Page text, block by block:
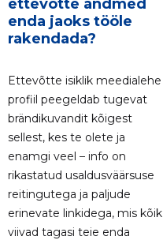
ettevõtte andmed
enda jaoks tööle
rakendada?
Ettevõtte isiklik meedialehe
profiil peegeldab tugevat
brändikuvandit kõigest
sellest, kes te olete ja
enamgi veel – info on
rikastatud usaldusväärsuse
reitingutega ja paljude
erinevate linkidega, mis kõik
viivad tagasi teie enda